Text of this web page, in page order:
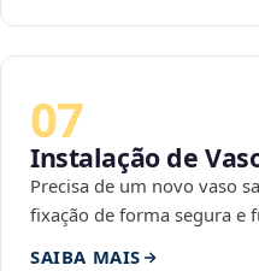
07
Instalação de
Precisa de um novo vaso
fixação de forma segura e
SAIBA MAIS